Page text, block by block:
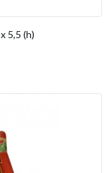
5,5 (h)